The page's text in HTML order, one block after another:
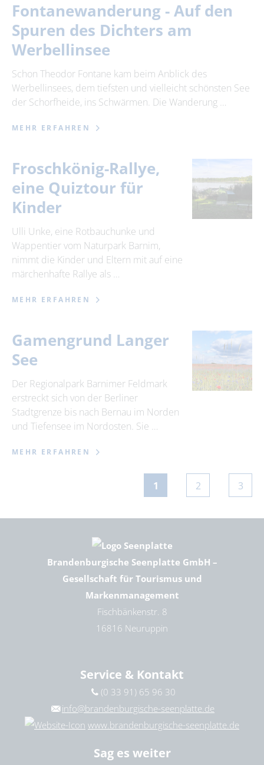
Fontanewanderung - Auf den
Spuren des Dichters am
Werbellinsee
Schon Theodor Fontane kam beim Anblick des
Werbellinsees, dem tiefsten und vielleicht schönsten See
der Schorfheide, ins Schwärmen. Die Wanderung …
MEHR ERFAHREN
Froschkönig-Rallye,
eine Quiztour für
Kinder
Ulli Unke, eine Rotbauchunke und
Wappentier vom Naturpark Barnim,
nimmt die Kinder und Eltern mit auf eine
märchenhafte Rallye als …
MEHR ERFAHREN
Gamengrund Langer
See
Der Regionalpark Barnimer Feldmark
erstreckt sich von der Berliner
Stadtgrenze bis nach Bernau im Norden
und Tiefensee im Nordosten. Sie …
MEHR ERFAHREN
1 2 3
Brandenburgische Seenplatte GmbH –
Gesellschaft für Tourismus und
Markenmanagement
Fischbänkenstr. 8
16816 Neuruppin
Service & Kontakt
(0 33 91) 65 96 30
info@brandenburgische-seenplatte.de
www.brandenburgische-seenplatte.de
Sag es weiter